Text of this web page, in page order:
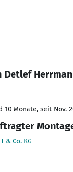
Detlef
10 Monate, seit Nov.
& Co. KG